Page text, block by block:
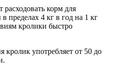
корм для
пределах 4 кг в год на 1 кг
кролики быстро
кролик употребляет от 50 до